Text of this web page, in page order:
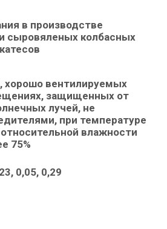
в производстве
сыровяленых колбасных
хорошо вентилируемых
защищенных от
лучей, не
при температуре
влажности
75%
0,05, 0,29